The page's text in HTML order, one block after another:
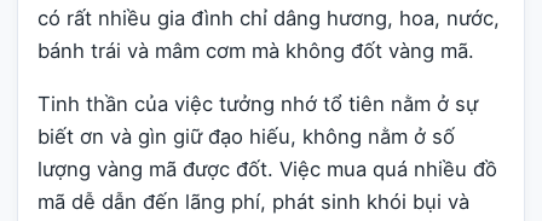
có rất nhiều gia đình chỉ dâng hương, hoa, nước,
bánh trái và mâm cơm mà không đốt vàng mã.
Tinh thần của việc tưởng nhớ tổ tiên nằm ở sự
biết ơn và gìn giữ đạo hiếu, không nằm ở số
lượng vàng mã được đốt. Việc mua quá nhiều đồ
mã dễ dẫn đến lãng phí, phát sinh khói bụi và